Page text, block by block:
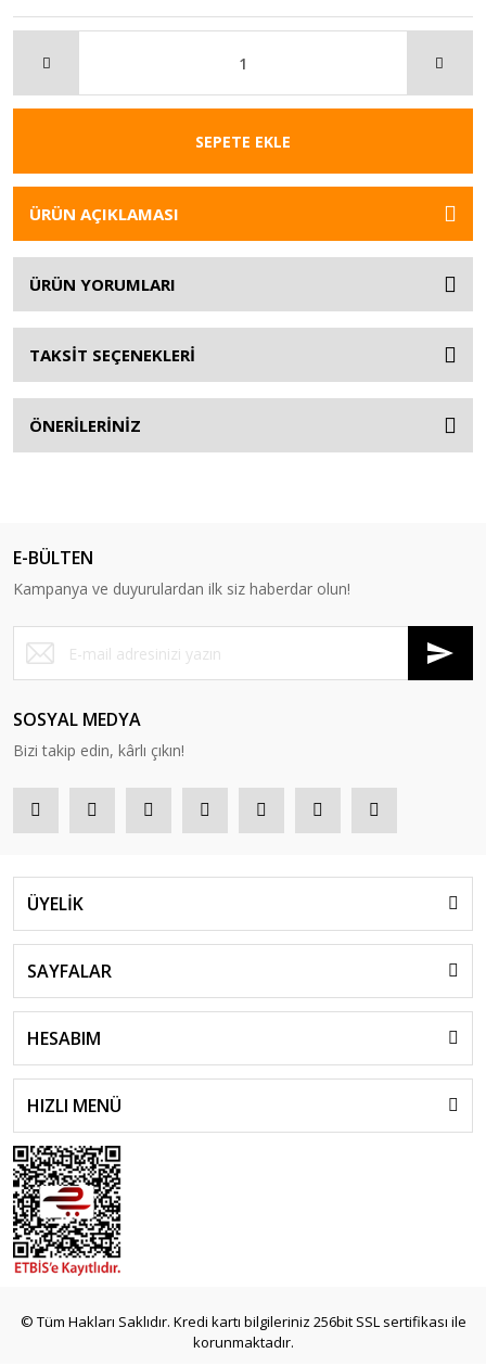
SEPETE EKLE
ÜRÜN AÇIKLAMASI
ÜRÜN YORUMLARI
TAKSİT SEÇENEKLERİ
ÖNERİLERİNİZ
E-BÜLTEN
Kampanya ve duyurulardan ilk siz haberdar olun!
SOSYAL MEDYA
Bizi takip edin, kârlı çıkın!
ÜYELİK
SAYFALAR
HESABIM
HIZLI MENÜ
© Tüm Hakları Saklıdır. Kredi kartı bilgileriniz 256bit SSL sertifikası ile
korunmaktadır.